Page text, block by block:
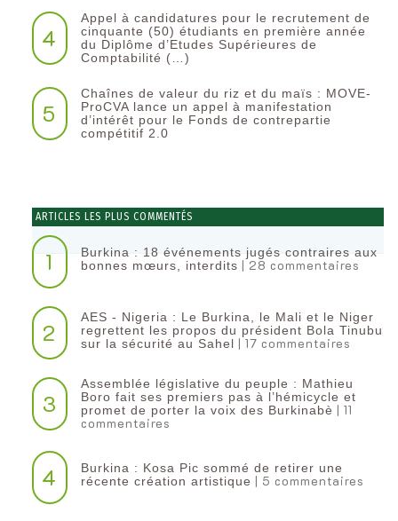
4
Appel à candidatures pour le recrutement de
cinquante (50) étudiants en première année
du Diplôme d’Etudes Supérieures de
Comptabilité (…)
5
Chaînes de valeur du riz et du maïs : MOVE-
ProCVA lance un appel à manifestation
d’intérêt pour le Fonds de contrepartie
compétitif 2.0
ARTICLES LES PLUS COMMENTÉS
1
Burkina : 18 événements jugés contraires aux
bonnes mœurs, interdits | 28 commentaires
2
AES - Nigeria : Le Burkina, le Mali et le Niger
regrettent les propos du président Bola Tinubu
sur la sécurité au Sahel | 17 commentaires
3
Assemblée législative du peuple : Mathieu
Boro fait ses premiers pas à l’hémicycle et
promet de porter la voix des Burkinabè | 11
commentaires
4
Burkina : Kosa Pic sommé de retirer une
récente création artistique | 5 commentaires